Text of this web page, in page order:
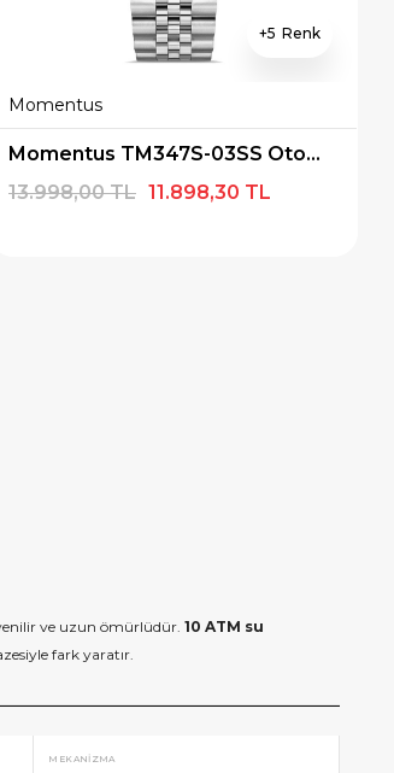
5
Momentus
Momentus TM347S-03SS Otomatik Erkek Kol Saati
11.898,30 TL
13.998,00 TL
ve uzun ömürlüdür. 10 ATM su
fark yaratır.
MEKANIZMA